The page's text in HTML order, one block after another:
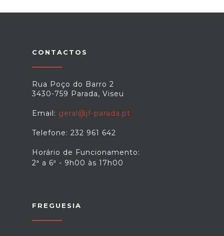
CONTACTOS
Rua Poço do Barro 2
3430-759 Parada, Viseu
Email: geral@jf-parada.pt
Telefone: 232 961 642
Horário de Funcionamento:
2ª a 6ª - 9h00 às 17h00
FREGUESIA